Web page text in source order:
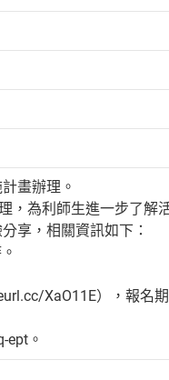
畫辦理。
，為利師生進一步了解
享，相關資訊如下：
XaO11E），報名
ept。